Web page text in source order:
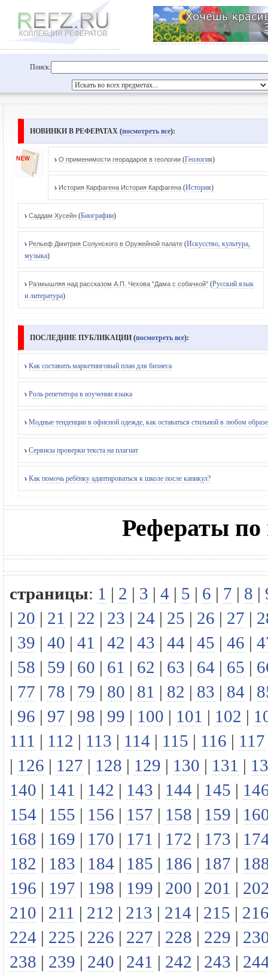
Поиск:
НОВИНКИ В РЕФЕРАТАХ (посмотреть все):
О применимости георадаров в геологии (Геология)
История Карфагена История Карфагена (История)
Саддам Хусейн (Биографии)
Рельеф Дмитрия Солунского в Оружейной палате (Искусство, культура,
музыка)
Размышляя над рассказом А.П. Чехова "Дама с собачкой" (Русский язык
и литература)
ПОСЛЕДНИЕ ПУБЛИКАЦИИ (посмотреть все):
Как составить маркетинговый план для бизнеса
Роль репетитора в изучении языка
Модные тенденции в офисной одежде, как оставаться стильной в любом образе
Сервисы проверки текста на плагиат
Как помочь ребёнку адаптироваться к школе после каникул?
Рефераты по
страницы: 1 | 2 | 3 | 4 | 5 | 6 | 7 | 8 |
| 20 | 21 | 22 | 23 | 24 | 25 | 26 | 27 |
| 39 | 40 | 41 | 42 | 43 | 44 | 45 | 46 |
| 58 | 59 | 60 | 61 | 62 | 63 | 64 | 65 |
| 77 | 78 | 79 | 80 | 81 | 82 | 83 | 84 |
| 96 | 97 | 98 | 99 | 100 | 101 | 102 |
111 | 112 | 113 | 114 | 115 | 116 | 117
| 126 | 127 | 128 | 129 | 130 | 131 |
140 | 141 | 142 | 143 | 144 | 145 |
154 | 155 | 156 | 157 | 158 | 159 |
168 | 169 | 170 | 171 | 172 | 173 |
182 | 183 | 184 | 185 | 186 | 187 |
196 | 197 | 198 | 199 | 200 | 201 |
210 | 211 | 212 | 213 | 214 | 215 |
224 | 225 | 226 | 227 | 228 | 229 |
238 | 239 | 240 | 241 | 242 | 243 |